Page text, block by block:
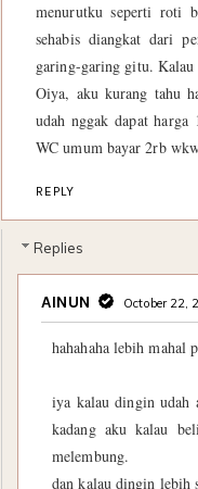
menurutku seperti roti
sehabis diangkat dari
garing-garing gitu.
Oiya, aku kurang tahu
udah nggak dapat
WC umum bayar 2rb
REPLY
Replies
AINUN October 22,
hahahaha lebih mahal
iya kalau dingin udah
kadang aku kalau
melembung.
dan kalau dingin lebih